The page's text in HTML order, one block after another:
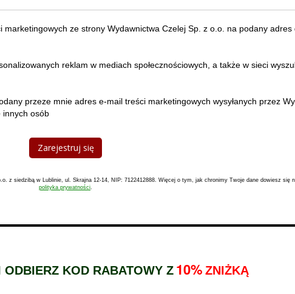
ze strony Wydawnictwa Czelej Sp. z o.o. na podany adres
reklam w mediach społecznościowych, a także w sieci
przeze mnie adres e-mail treści marketingowych wysyłanych przez Wy
innych osób
Zarejestruj się
z siedzibą w Lublinie, ul. Skrajna 12-14, NIP: 7122412888. Więcej o tym, jak chronimy Twoje dane dowiesz się
polityka prywatności.
ODBIERZ KOD RABATOWY Z 10% ZNIŻKĄ